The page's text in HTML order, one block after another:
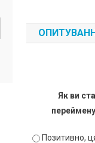
Як ви
Позитивно,